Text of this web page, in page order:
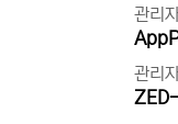
관리
관리